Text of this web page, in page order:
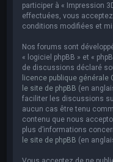
participer à « Impression
effectuées, vous
conditions modifiées et
Nos forums sont
« logiciel phpBB » et «
de discussions déclaré
licence publique générale
le site de phpBB (en
faciliter les discussions
aucun cas être tenu
contenu que nous
plus d’informations
le site de phpBB (en